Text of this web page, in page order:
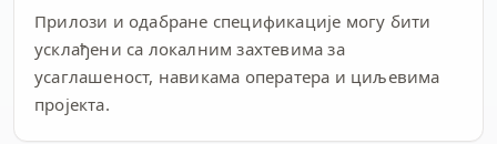
Прилози и одабране спецификације могу бити
усклађени са локалним захтевима за
усаглашеност, навикама оператера и циљевима
пројекта.